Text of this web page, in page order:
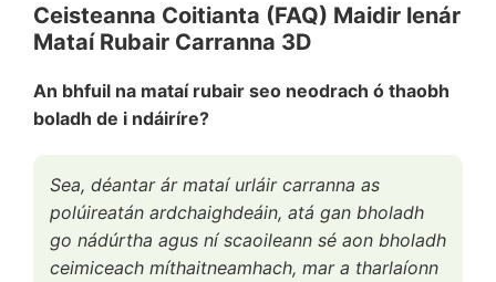
Ceisteanna Coitianta (FAQ) Maidir lenár
Mataí Rubair Carranna 3D
An bhfuil na mataí rubair seo neodrach ó thaobh
boladh de i ndáiríre?
Sea, déantar ár mataí urláir carranna as
polúireatán ardchaighdeáin, atá gan bholadh
go nádúrtha agus ní scaoileann sé aon bholadh
ceimiceach míthaitneamhach, mar a tharlaíonn